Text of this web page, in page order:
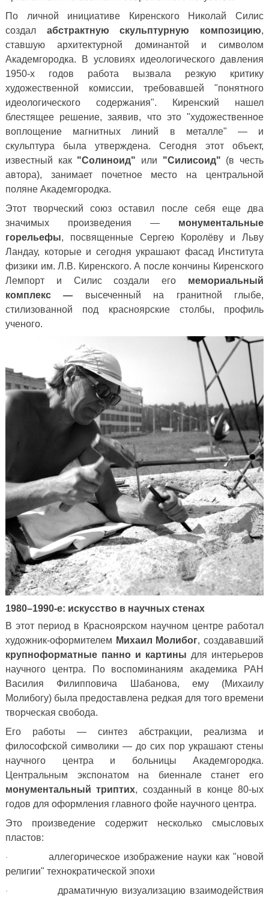
По личной инициативе Киренского Николай Силис
создал абстрактную скульптурную композицию,
ставшую архитектурной доминантой и символом
Академгородка. В условиях идеологического давления
1950-х годов работа вызвала резкую критику
художественной комиссии, требовавшей "понятного
идеологического содержания". Киренский нашел
блестящее решение, заявив, что это "художественное
воплощение магнитных линий в металле" — и
скульптура была утверждена. Сегодня этот объект,
известный как "Солиноид" или "Силисоид" (в честь
автора), занимает почетное место на центральной
поляне Академгородка.
Этот творческий союз оставил после себя еще два
значимых произведения — монументальные
горельефы, посвященные Сергею Королёву и Льву
Ландау, которые и сегодня украшают фасад Института
физики им. Л.В. Киренского. А после кончины Киренского
Лемпорт и Силис создали его мемориальный
комплекс — высеченный на гранитной глыбе,
стилизованной под красноярские столбы, профиль
ученого.
1980–1990-е: искусство в научных стенах
В этот период в Красноярском научном центре работал
художник-оформителем Михаил Молибог, создававший
крупноформатные панно и картины для интерьеров
научного центра. По воспоминаниям академика РАН
Василия Филипповича Шабанова, ему (Михаилу
Молибогу) была предоставлена редкая для того времени
творческая свобода.
Его работы — синтез абстракции, реализма и
философской символики — до сих пор украшают стены
научного центра и больницы Академгородка.
Центральным экспонатом на биеннале станет его
монументальный триптих, созданный в конце 80-ых
годов для оформления главного фойе научного центра.
Это произведение содержит несколько смысловых
пластов:
·
аллегорическое изображение науки как "новой
религии" технократической эпохи
· драматичную визуализацию взаимодействия